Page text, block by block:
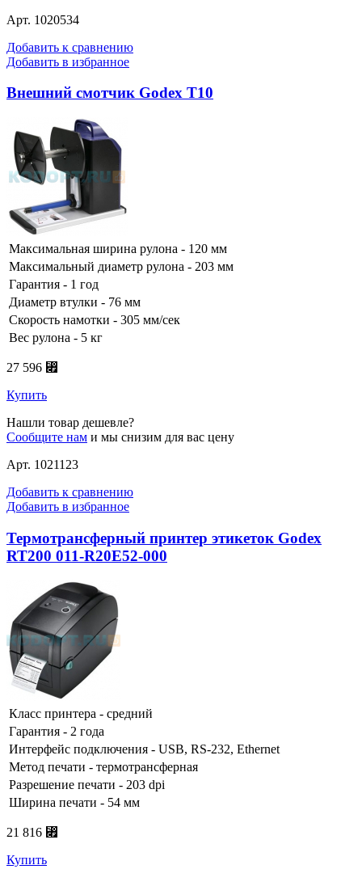
Арт. 1020534
Добавить к сравнению
Добавить в избранное
Внешний смотчик Godex T10
Максимальная ширина рулона - 120 мм
Максимальный диаметр рулона - 203 мм
Гарантия - 1 год
Диаметр втулки - 76 мм
Скорость намотки - 305 мм/сек
Вес рулона - 5 кг
27 596 ⃏
Купить
Нашли товар дешевле?
Сообщите нам и мы снизим для вас цену
Арт. 1021123
Добавить к сравнению
Добавить в избранное
Термотрансферный принтер этикеток Godex
RT200 011-R20E52-000
Класс принтера - средний
Гарантия - 2 года
Интерфейс подключения - USB, RS-232, Ethernet
Метод печати - термотрансферная
Разрешение печати - 203 dpi
Ширина печати - 54 мм
21 816 ⃏
Купить